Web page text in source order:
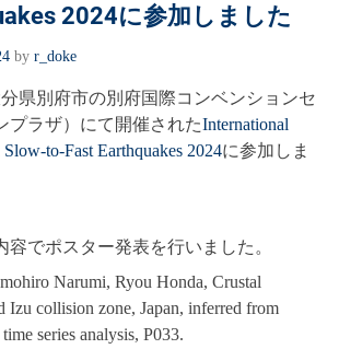
2024に参加しました
by r_doke
県別府市の別府国際コンベンションセ
プラザ）にて開催されたInternational
to-Fast Earthquakes 2024に参加しま
容でポスター発表を行いました。
Narumi, Ryou Honda,Crustal
Izu collision zone, Japan, inferred from
series analysis, P033.